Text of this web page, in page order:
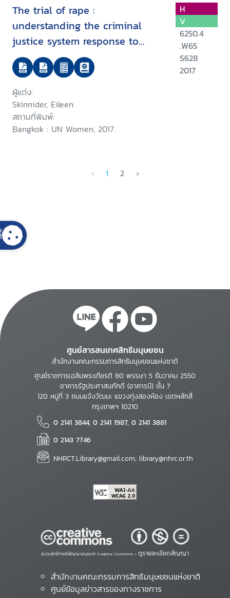
The trial of rape :
understanding the criminal
justice system response to
sexual violence in Thailand
and Vietnam
ผู้แต่ง:
Skinnider, Eileen
สถานที่พิมพ์:
Bangkok : UN Women, 2017.
H
V
6250.4
.W65
S628
2017
‹ 1 2 ›
ศูนย์สารสนเทศสิทธิมนุษยชน
สำนักงานคณะกรรมการสิทธิมนุษยชนแห่งชาติ
ศูนย์ราชการเฉลิมพระเกียรติ 80 พรรษา 5 ธันวาคม 2550
อาคารรัฐประศาสนภักดี (อาคารบี) ชั้น 7
120 หมู่ที่ 3 ถนนแจ้งวัฒนะ แขวงทุ่งสองห้อง เขตหลักสี่
กรุงเทพฯ 10210
0 2141 3844, 0 2141 1987, 0 2141 3881
0 2143 7746
NHRCT.Library@gmail.com; library@nhrc.or.th
สงวนสิทธิ์ภายใต้สัญญาอนุญาต Creative Commons • ดูรายละเอียดสัญญา
สำนักงานคณะกรรมการสิทธิมนุษยชนแห่งชาติ
ศูนย์ข้อมูลข่าวสารของทางราชการ